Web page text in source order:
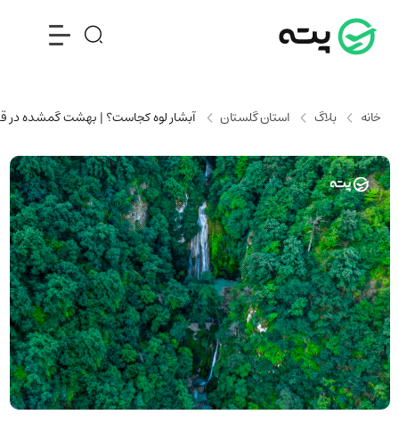
خانه بلاگ استان گلستان آبشار لوه کجاست؟ | بهشت گمشده در